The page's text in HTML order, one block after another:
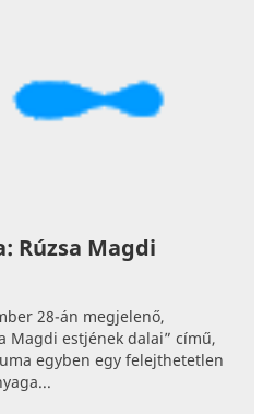
Rúzsa Magdi
28-án megjelenő,
Magdi estjének dalai” című,
egyben egy felejthetetlen